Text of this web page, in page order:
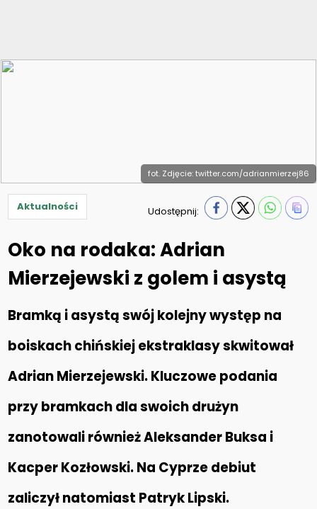
fot. Zdjęcie: twitter.com/adrianmierzej86
Aktualności Udostępnij:
Oko na rodaka: Adrian
Mierzejewski z golem i asystą
Bramką i asystą swój kolejny występ na
boiskach chińskiej ekstraklasy skwitował
Adrian Mierzejewski. Kluczowe podania
przy bramkach dla swoich drużyn
zanotowali również Aleksander Buksa i
Kacper Kozłowski. Na Cyprze debiut
zaliczył natomiast Patryk Lipski.